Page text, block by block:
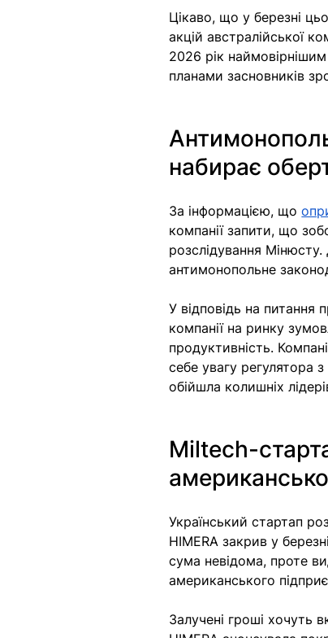
Цікаво, що у березні
акцій австралійської
2026 рік
планами засновників
набирає
За інформацією, що
компанії запити, що
розслідування
антимонопольне
У відповідь на питання
компанії на ринку
продуктивність.
себе увагу регулятора
обійшла колишніх
Miltech-
Український стартап
HIMERA закрив у
сума невідома, проте
американського
Залучені гроші хочуть